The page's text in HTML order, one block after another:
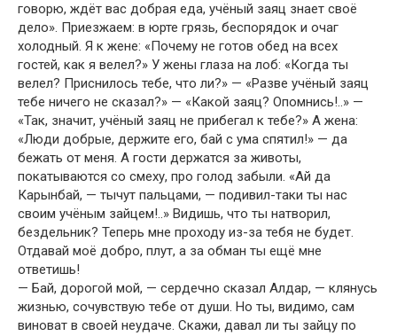
говорю, ждёт вас добрая еда, учёный заяц знает своё
дело». Приезжаем: в юрте грязь, беспорядок и очаг
холодный. Я к жене: «Почему не готов обед на всех
гостей, как я велел?» У жены глаза на лоб: «Когда ты
велел? Приснилось тебе, что ли?» — «Разве учёный заяц
тебе ничего не сказал?» — «Какой заяц? Опомнись!..» —
«Так, значит, учёный заяц не прибегал к тебе?» А жена:
«Люди добрые, держите его, бай с ума спятил!» — да
бежать от меня. А гости держатся за животы,
покатываются со смеху, про голод забыли. «Ай да
Карынбай, — тычут пальцами, — подивил-таки ты нас
своим учёным зайцем!..» Видишь, что ты натворил,
бездельник? Теперь мне проходу из-за тебя не будет.
Отдавай моё добро, плут, а за обман ты ещё мне
ответишь!
— Бай, дорогой мой, — сердечно сказал Алдар, — клянусь
жизнью, сочувствую тебе от души. Но ты, видимо, сам
виноват в своей неудаче. Скажи, давал ли ты зайцу по